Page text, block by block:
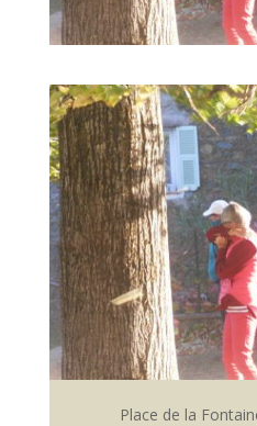
Place de la